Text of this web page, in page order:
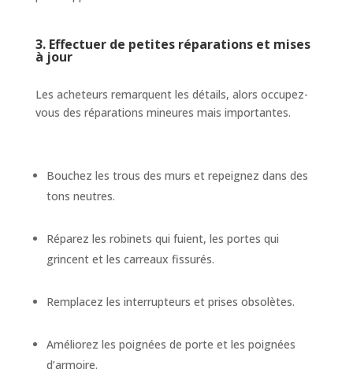
3. Effectuer de petites réparations et mises
à jour
Les acheteurs remarquent les détails, alors occupez-
vous des réparations mineures mais importantes.
Bouchez les trous des murs et repeignez dans des
tons neutres.
Réparez les robinets qui fuient, les portes qui
grincent et les carreaux fissurés.
Remplacez les interrupteurs et prises obsolètes.
Améliorez les poignées de porte et les poignées
d’armoire.